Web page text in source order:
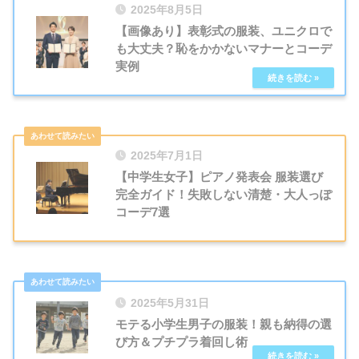
2025年8月5日
【画像あり】表彰式の服装、ユニクロで
も大丈夫？恥をかかないマナーとコーデ
実例
2025年7月1日
【中学生女子】ピアノ発表会 服装選び
完全ガイド！失敗しない清楚・大人っぽ
コーデ7選
2025年5月31日
モテる小学生男子の服装！親も納得の選
び方＆プチプラ着回し術